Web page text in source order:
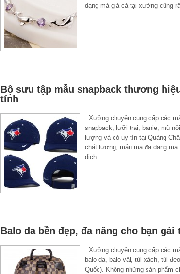
dạng mà giá cả tại xưởng cũng
Bộ sưu tập mẫu snapback thương
tính
Xưởng chuyên cung cấp các
snapback, lưỡi trai, banie, mũ
lượng và có uy tín tại Quảng
chất lượng, mẫu mã đa dạng
dịch
Balo da bền đẹp, đa năng cho bạn gái
Xưởng chuyên cung cấp các
balo da, balo vải, túi xách, túi
Quốc). Không những sản phẩm